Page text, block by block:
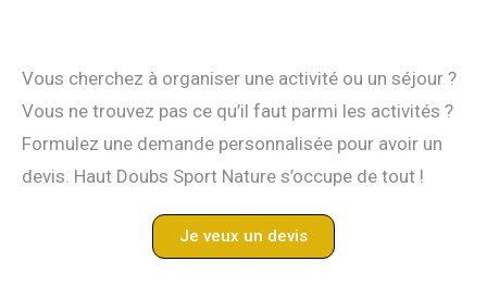
Vous cherchez à organiser une activité ou un séjour ?
Vous ne trouvez pas ce qu’il faut parmi les activités ?
Formulez une demande personnalisée pour avoir un
devis. Haut Doubs Sport Nature s’occupe de tout !
Je veux un devis